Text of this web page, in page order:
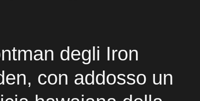
degli Iron
con addosso un